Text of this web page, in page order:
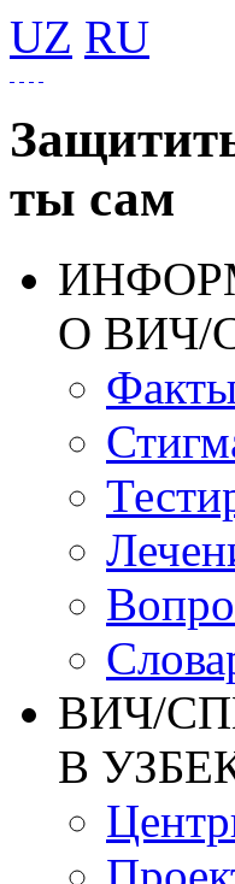
UZ RU
ты сам
О ВИЧ/
ВИЧ/
В